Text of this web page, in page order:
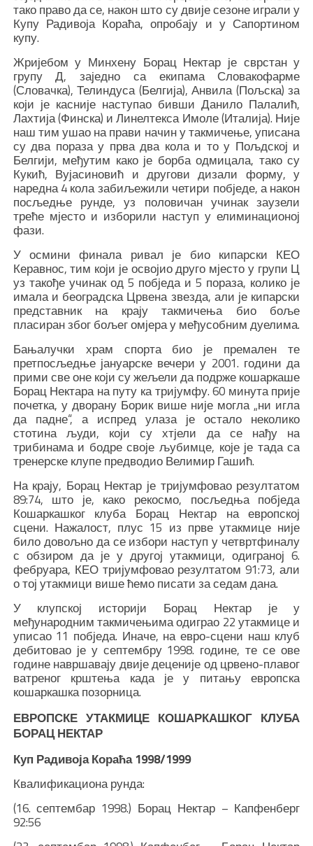
тако право да се, након што су двије сезоне играли у
Купу Радивоја Кораћа, опробају и у Сапортином
купу.
Жријебом у Минхену Борац Нектар је сврстан у
групу Д, заједно са екипама Словакофарме
(Словачка), Телиндуса (Белгија), Анвила (Пољска) за
који је касније наступао бивши Данило Палалић,
Лахтија (Финска) и Линелтекса Имоле (Италија). Није
наш тим ушао на прави начин у такмичење, уписана
су два пораза у прва два кола и то у Пољдској и
Белгији, међутим како је борба одмицала, тако су
Кукић, Вујасиновић и другови дизали форму, у
наредна 4 кола забиљежили четири побједе, а након
посљедње рунде, уз половичан учинак заузели
треће мјесто и изборили наступ у елиминационој
фази.
У осмини финала ривал је био кипарски КЕО
Керавнос, тим који је освојио друго мјесто у групи Ц
уз такође учинак од 5 побједа и 5 пораза, колико је
имала и београдска Црвена звезда, али је кипарски
представник на крају такмичења био боље
пласиран због бољег омјера у међусобним дуелима.
Бањалучки храм спорта био је премален те
претпосљедње јануарске вечери у 2001. години да
прими све оне који су жељели да подрже кошаркаше
Борац Нектара на путу ка тријумфу. 60 минута прије
почетка, у дворану Борик више није могла „ни игла
да падне“, а испред улаза је остало неколико
стотина људи, који су хтјели да се нађу на
трибинама и бодре своје љубимце, које је тада са
тренерске клупе предводио Велимир Гашић.
На крају, Борац Нектар је тријумфовао резултатом
89:74, што је, како рекосмо, посљедња побједа
Кошаркашког клуба Борац Нектар на европској
сцени. Нажалост, плус 15 из прве утакмице није
било довољно да се избори наступ у четвртфиналу
с обзиром да је у другој утакмици, одиграној 6.
фебруара, КЕО тријумфовао резултатом 91:73, али
о тој утакмици више ћемо писати за седам дана.
У клупској историји Борац Нектар је у
међународним такмичењима одиграо 22 утакмице и
уписао 11 побједа. Иначе, на евро-сцени наш клуб
дебитовао је у септембру 1998. године, те се ове
године навршавају двије деценије од црвено-плавог
ватреног крштења када је у питању европска
кошаркашка позорница.
ЕВРОПСКЕ УТАКМИЦЕ КОШАРКАШКОГ КЛУБА
БОРАЦ НЕКТАР
Куп Радивоја Кораћа 1998/1999
Квалификациона рунда:
(16. септембар 1998.) Борац Нектар – Капфенберг
92:56